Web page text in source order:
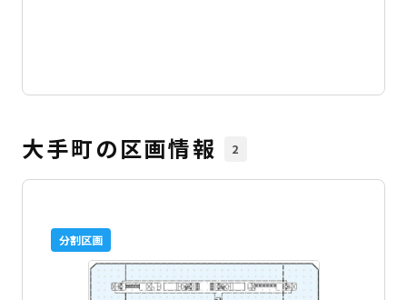
大手町の区画情報 2
分割区画